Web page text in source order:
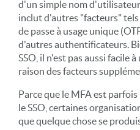
d'un simple nom
inclut d'autres "facteurs"
de passe à usage unique
d'autres authentificateurs.
SSO, il n'est pas aussi facile
raison des facteurs
Parce que le MFA est
le SSO, certaines
que quelque chose se